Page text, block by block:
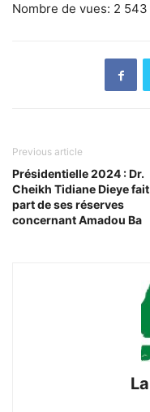
Nombre de vues: 2 543
Previous article
Présidentielle 2024 : Dr.
Cheikh Tidiane Dieye fait
part de ses réserves
concernant Amadou Ba